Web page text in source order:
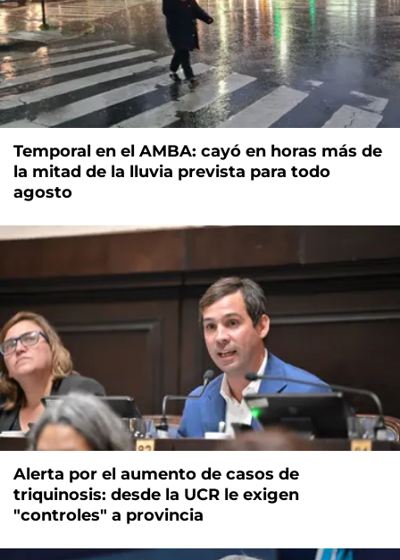
Temporal en el AMBA: cayó en horas más de
la mitad de la lluvia prevista para todo
agosto
Alerta por el aumento de casos de
triquinosis: desde la UCR le exigen
"controles" a provincia